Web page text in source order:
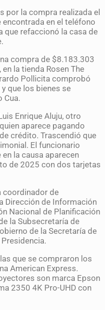
por la compra realizada el
encontrada en el teléfono
que refaccionó la casa de
compra de $8.183.303
la tienda Rosen The
Pollicita comprobó
que los bienes se
Cua.
Enrique Aluju, otro
aparece pagando
crédito. Trascendió que
El funcionario
la causa aparecen
de 2025 con dos tarjetas
coordinador de
Dirección de Información
Nacional de Planificación
la Subsecretaría de
de la Secretaría de
que se compraron los
American Express.
son marca Epson
2350 4K Pro-UHD con